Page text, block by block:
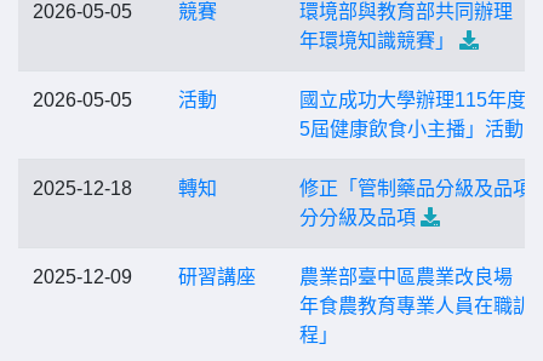
2026-05-05 競賽
環境部與教育部共同辦理「
年環境知識競賽」
2026-05-05 活動
國立成功大學辦理115年度
5屆健康飲食小主播」活動
2025-12-18 轉知
修正「管制藥品分級及品項
分分級及品項
2025-12-09 研習講座
農業部臺中區農業改良場「
年食農教育專業人員在職訓
程」